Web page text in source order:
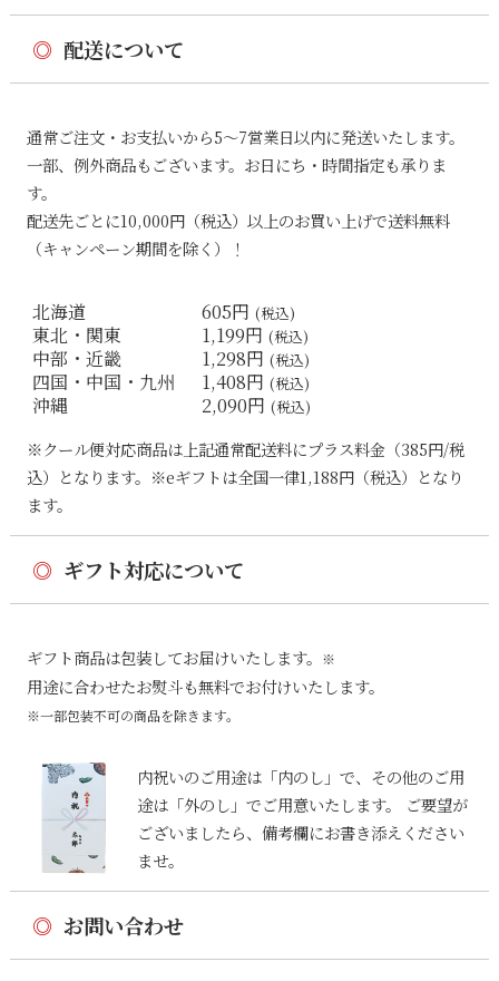
◎ 配送について
通常ご注文・お支払いから5〜7営業日以内に発送いたします。
一部、例外商品もございます。お日にち・時間指定も承りま
す。
配送先ごとに10,000円（税込）以上のお買い上げで送料無料
（キャンペーン期間を除く）！
北海道 605円 (税込)
東北・関東 1,199円 (税込)
中部・近畿 1,298円 (税込)
四国・中国・九州 1,408円 (税込)
沖縄 2,090円 (税込)
※クール便対応商品は上記通常配送料にプラス料金（385円/税
込）となります。※eギフトは全国一律1,188円（税込）となり
ます。
◎ ギフト対応について
ギフト商品は包装してお届けいたします。 ※
用途に合わせたお熨斗も無料でお付けいたします。
※一部包装不可の商品を除きます。
内祝いのご用途は「内のし」で、その他のご用
途は「外のし」でご用意いたします。 ご要望が
ございましたら、備考欄にお書き添えください
ませ。
◎ お問い合わせ